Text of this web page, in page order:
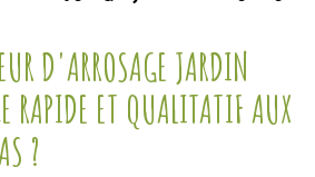
D'ARROSAGE JARDIN
RAPIDE ET QUALITATIF AUX
?